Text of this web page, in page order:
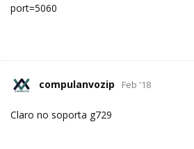
port=5060
compulanvozip Feb '18
Claro no soporta g729